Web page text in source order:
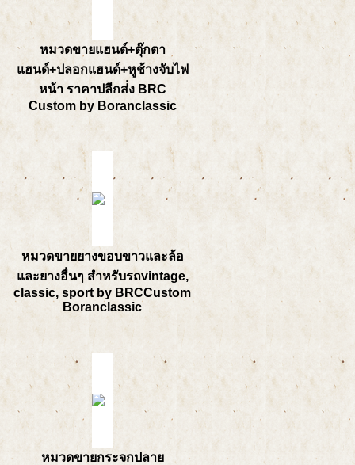
หมวดขายแฮนด์+ตุ๊กตา
แฮนด์+ปลอกแฮนด์+หูช้างจับไฟ
หน้า ราคาปลีกส่่ง BRC
Custom by Boranclassic
หมวดขายยางขอบขาวและล้อ
และยางอื่นๆ สำหรับรถvintage,
classic, sport by BRCCustom
Boranclassic
หมวดขายกระจกปลาย